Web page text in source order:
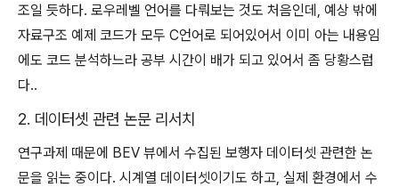
조일 듯하다. 로우레벨 언어를 다뤄보는 것도 처음인데, 예상 밖에
자료구조 예제 코드가 모두 C언어로 되어있어서 이미 아는 내용임
에도 코드 분석하느라 공부 시간이 배가 되고 있어서 좀 당황스럽
다..
2. 데이터셋 관련 논문 리서치
연구과제 때문에 BEV 뷰에서 수집된 보행자 데이터셋 관련한 논
문을 읽는 중이다. 시계열 데이터셋이기도 하고, 실제 환경에서 수